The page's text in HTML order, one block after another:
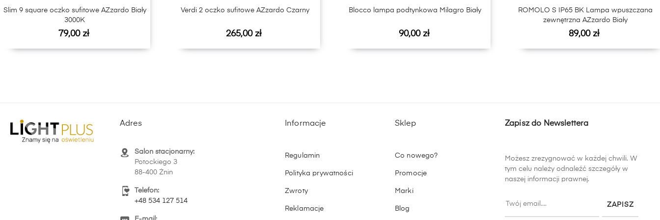
Slim 9 square oczko sufitowe AZzardo Biały
3000K
Cena
79,00 zł
Verdi 2 oczko sufitowe AZzardo Czarny
Cena
265,00 zł
Blocco lampa podtynkowa Milagro Biały
Cena
90,00 zł
ROMOLO S IP65 BK Lampa wpuszczana
zewnętrzna AZzardo Biały
Cena
89,00 zł
Adres
Salon stacjonarny:
Potockiego 3
88-400 Żnin
Telefon:
+48 534 127 514
Informacje
Regulamin
Polityka prywatności
Zwroty
Reklamacje
Sklep
Co nowego?
Promocje
Marki
Blog
Zapisz do Newslettera
Możesz zrezygnować w każdej chwili. W
tym celu należy odnaleźć szczegóły w
naszej informacji prawnej.
ZAPISZ